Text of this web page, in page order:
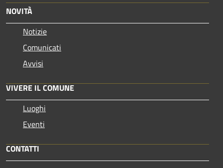
NOVITÀ
Notizie
Comunicati
Avvisi
VIVERE IL COMUNE
Luoghi
Eventi
CONTATTI